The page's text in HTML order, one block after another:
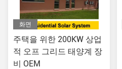
화면
주택을 위한 200KW 상업
적 오프 그리드 태양계 장
비 OEM